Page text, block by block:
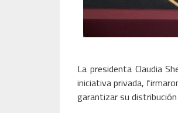
La presidenta Claudia
iniciativa privada,
garantizar su